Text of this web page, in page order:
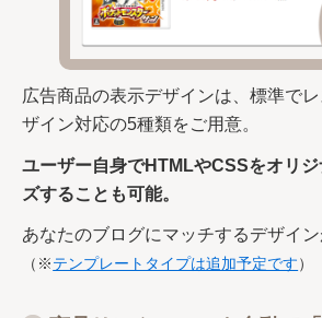
広告商品の表示デザインは、標準で
ザイン対応の5種類をご用意。
ユーザー自身でHTMLやCSSをオリ
ズすることも可能。
あなたのブログにマッチするデザイン
（※テンプレートタイプは追加予定です）